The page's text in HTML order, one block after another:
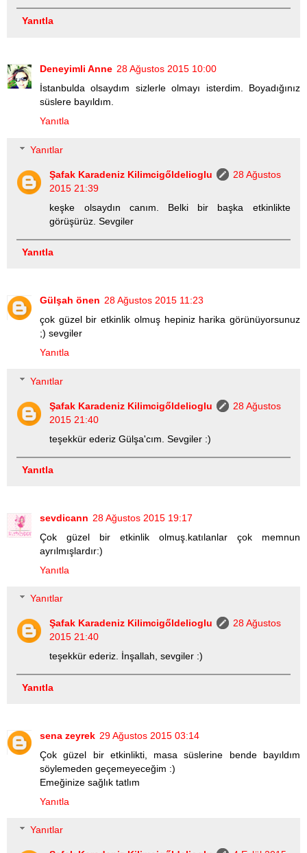
Yanıtla
Deneyimli Anne 28 Ağustos 2015 10:00
İstanbulda olsaydım sizlerle olmayı isterdim. Boyadığınız
süslere bayıldım.
Yanıtla
Yanıtlar
Şafak Karadeniz Kilimcigőldelioglu
28 Ağustos
2015 21:39
keşke olsaydın canım. Belki bir başka etkinlikte
görüşürüz. Sevgiler
Yanıtla
Gülşah önen 28 Ağustos 2015 11:23
çok güzel bir etkinlik olmuş hepiniz harika görünüyorsunuz
;) sevgiler
Yanıtla
Yanıtlar
Şafak Karadeniz Kilimcigőldelioglu
28 Ağustos
2015 21:40
teşekkür ederiz Gülşa'cım. Sevgiler :)
Yanıtla
sevdicann 28 Ağustos 2015 19:17
Çok güzel bir etkinlik olmuş.katılanlar çok memnun
ayrılmışlardır:)
Yanıtla
Yanıtlar
Şafak Karadeniz Kilimcigőldelioglu
28 Ağustos
2015 21:40
teşekkür ederiz. İnşallah, sevgiler :)
Yanıtla
sena zeyrek 29 Ağustos 2015 03:14
Çok güzel bir etkinlikti, masa süslerine bende bayıldım
söylemeden geçemeyeceğim :)
Emeğinize sağlık tatlım
Yanıtla
Yanıtlar